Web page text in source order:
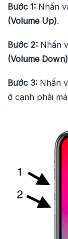
Bước 1: Nhấn
(Volume Up).
Bước 2: Nhấn
(Volume Down)
Bước 3: Nhấn
ở cạnh phải